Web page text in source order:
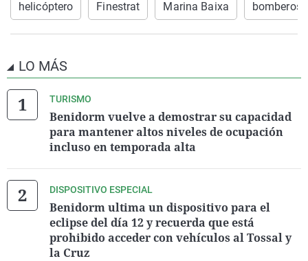
helicóptero Finestrat Marina Baixa bomberos
LO MÁS
TURISMO
Benidorm vuelve a demostrar su capacidad
para mantener altos niveles de ocupación
incluso en temporada alta
DISPOSITIVO ESPECIAL
Benidorm ultima un dispositivo para el
eclipse del día 12 y recuerda que está
prohibido acceder con vehículos al Tossal y
la Cruz